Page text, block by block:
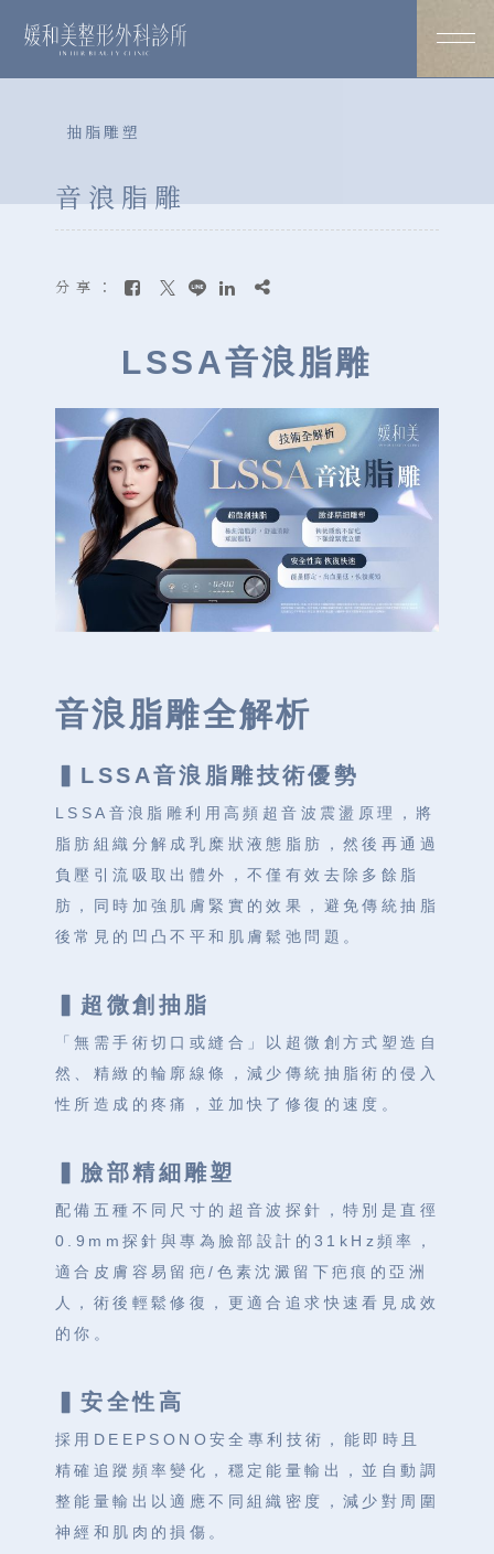
抽脂雕塑
音浪脂雕
分享：
LSSA音浪脂雕
音浪脂雕全解析
▍LSSA音浪脂雕技術優勢
LSSA音浪脂雕利用高頻超音波震盪原理，將
脂肪組織分解成乳糜狀液態脂肪，然後再通過
負壓引流吸取出體外，不僅有效去除多餘脂
肪，同時加強肌膚緊實的效果，避免傳統抽脂
後常見的凹凸不平和肌膚鬆弛問題。
▍超微創抽脂
「無需手術切口或縫合」以超微創方式塑造自
然、精緻的輪廓線條，減少傳統抽脂術的侵入
性所造成的疼痛，並加快了修復的速度。
▍臉部精細雕塑
配備五種不同尺寸的超音波探針，特別是直徑
0.9mm探針與專為臉部設計的31kHz頻率，
適合皮膚容易留疤/色素沈澱留下疤痕的亞洲
人，術後輕鬆修復，更適合追求快速看見成效
的你。
▍安全性高
採用DEEPSONO安全專利技術，能即時且
精確追蹤頻率變化，穩定能量輸出，並自動調
整能量輸出以適應不同組織密度，減少對周圍
神經和肌肉的損傷。